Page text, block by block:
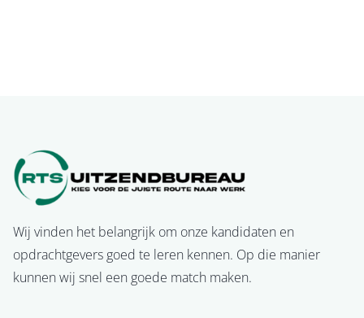
Wij vinden het belangrijk om onze kandidaten en
opdrachtgevers goed te leren kennen. Op die manier
kunnen wij snel een goede match maken.